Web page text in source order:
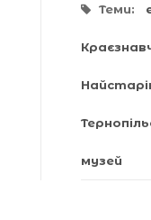
Теми:
музей